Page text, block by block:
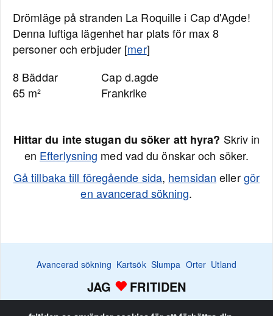
Drömläge på stranden La Roquille i Cap d'Agde!
Denna luftiga lägenhet har plats för max 8
personer och erbjuder [mer]
8 Bäddar
65 m²
Cap d.agde
Frankrike
Hittar du inte stugan du söker att hyra? Skriv in
en Efterlysning med vad du önskar och söker.
Gå tillbaka till föregående sida, hemsidan ellergör
en avancerad sökning.
Avancerad sökning Kartsök Slumpa Orter Utland
JAG FRITIDEN